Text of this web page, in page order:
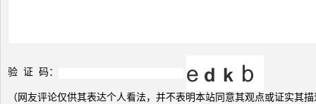
验 证 码：
（网友评论仅供其表达个人看法，并不表明本站同意其观点或证实其